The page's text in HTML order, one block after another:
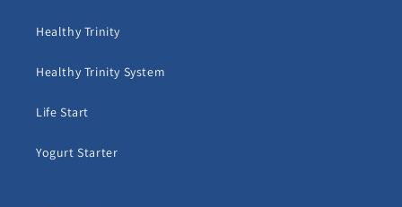
Healthy Trinity
Healthy Trinity System
Life Start
Yogurt Starter